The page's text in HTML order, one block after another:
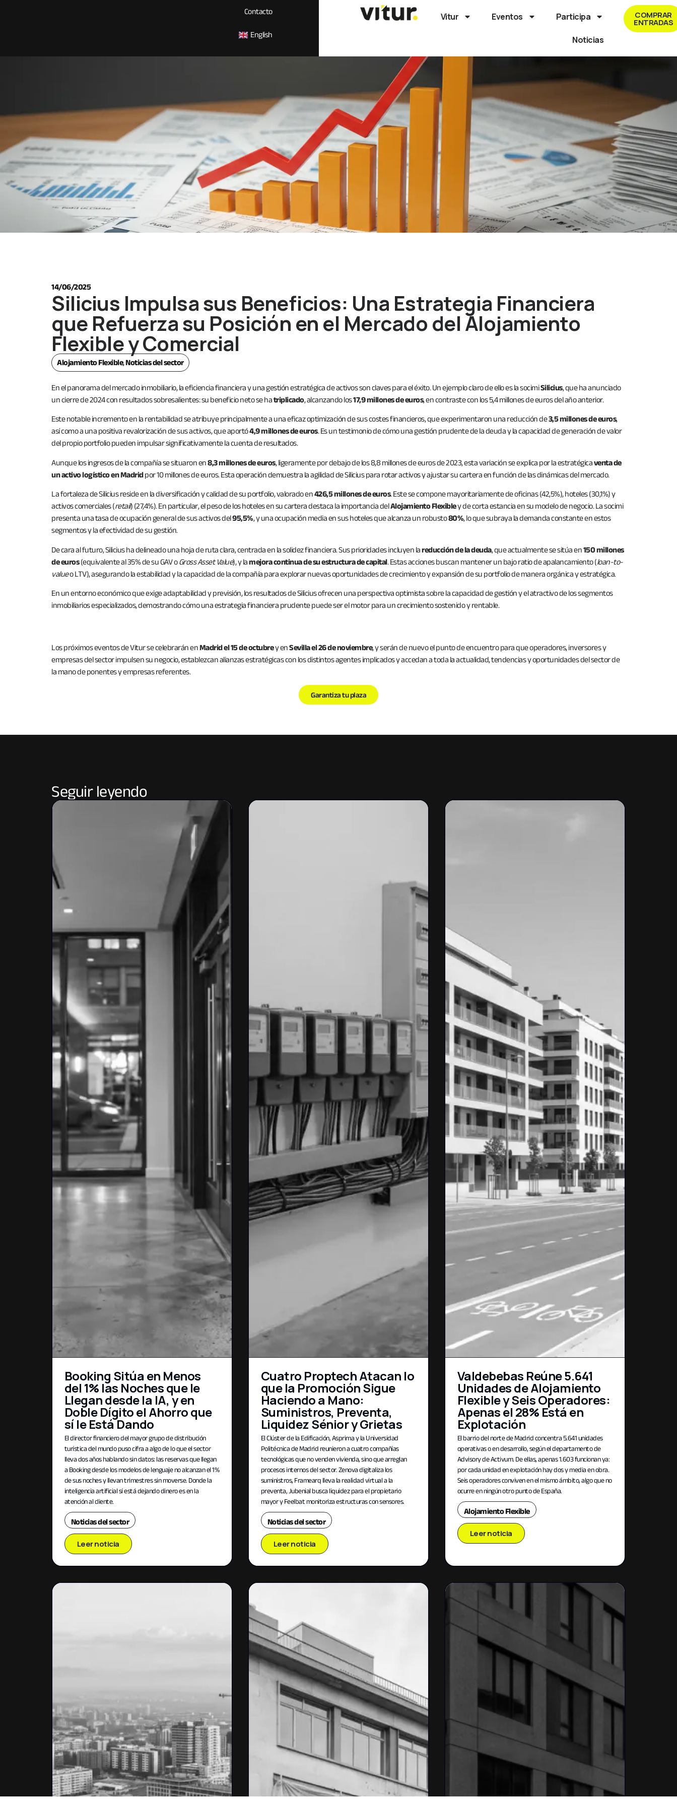
Contacto
English
Vitur Eventos Participa
Noticias
COMPRAR
ENTRADAS
14/06/2025
Silicius Impulsa sus Beneficios: Una Estrategia Financiera
que Refuerza su Posición en el Mercado del Alojamiento
Flexible y Comercial
Alojamiento Flexible,Noticias del sector
En el panorama del mercado inmobiliario, la eficiencia financiera y una gestión estratégica de activos son claves para el éxito. Un ejemplo claro de ello es la socimiSilicius, que ha anunciado
un cierre de 2024 con resultados sobresalientes: su beneficio neto se hatriplicado, alcanzando los17,9 millones de euros, en contraste con los 5,4 millones de euros del año anterior.
Este notable incremento en la rentabilidad se atribuye principalmente a una eficaz optimización de sus costes financieros, que experimentaron una reducción de3,5 millones de euros,
así como a una positiva revalorización de sus activos, que aportó4,9 millones de euros. Es un testimonio de cómo una gestión prudente de la deuda y la capacidad de generación de valor
del propio portfolio pueden impulsar significativamente la cuenta de resultados.
Aunque los ingresos de la compañía se situaron en8,3 millones de euros, ligeramente por debajo de los 8,8 millones de euros de 2023, esta variación se explica por la estratégicaventa de
un activo logístico en Madridpor 10 millones de euros. Esta operación demuestra la agilidad de Silicius para rotar activos y ajustar su cartera en función de las dinámicas del mercado.
La fortaleza de Silicius reside en la diversificación y calidad de su portfolio, valorado en426,5 millones de euros. Este se compone mayoritariamente de oficinas (42,5%), hoteles (30,1%) y
activos comerciales (retail) (27,4%). En particular, el peso de los hoteles en su cartera destaca la importancia delAlojamiento Flexibley de corta estancia en su modelo de negocio. La socimi
presenta una tasa de ocupación general de sus activos del95,5%, y una ocupación media en sus hoteles que alcanza un robusto80%, lo que subraya la demanda constante en estos
segmentos y la efectividad de su gestión.
De cara al futuro, Silicius ha delineado una hoja de ruta clara, centrada en la solidez financiera. Sus prioridades incluyen lareducción de la deuda, que actualmente se sitúa en150 millones
de euros(equivalente al 35% de su GAV oGross Asset Value), y lamejora continua de su estructura de capital. Estas acciones buscan mantener un bajo ratio de apalancamiento (loan-to-
valueo LTV), asegurando la estabilidad y la capacidad de la compañía para explorar nuevas oportunidades de crecimiento y expansión de su portfolio de manera orgánica y estratégica.
En un entorno económico que exige adaptabilidad y previsión, los resultados de Silicius ofrecen una perspectiva optimista sobre la capacidad de gestión y el atractivo de los segmentos
inmobiliarios especializados, demostrando cómo una estrategia financiera prudente puede ser el motor para un crecimiento sostenido y rentable.
Los próximos eventos de Vitur se celebrarán enMadrid el 15 de octubrey enSevilla el 26 de noviembre, y serán de nuevo el punto de encuentro para que operadores, inversores y
empresas del sector impulsen su negocio, establezcan alianzas estratégicas con los distintos agentes implicados y accedan a toda la actualidad, tendencias y oportunidades del sector de
la mano de ponentes y empresas referentes.
Garantiza tu plaza
Seguir leyendo
Booking Sitúa en Menos
del 1% las Noches que le
Llegan desde la IA, y en
Doble Dígito el Ahorro que
sí le Está Dando
El director financiero del mayor grupo de distribución
turística del mundo puso cifra a algo de lo que el sector
lleva dos años hablando sin datos: las reservas que llegan
a Booking desde los modelos de lenguaje no alcanzan el 1%
de sus noches y llevan trimestres sin moverse. Donde la
inteligencia artificial sí está dejando dinero es en la
atención al cliente.
Noticias del sector
Leer noticia
Cuatro Proptech Atacan lo
que la Promoción Sigue
Haciendo a Mano:
Suministros, Preventa,
Liquidez Sénior y Grietas
El Clúster de la Edificación, Asprima y la Universidad
Politécnica de Madrid reunieron a cuatro compañías
tecnológicas que no venden vivienda, sino que arreglan
procesos internos del sector. Zenova digitaliza los
suministros, Framearq lleva la realidad virtual a la
preventa, Jubenial busca liquidez para el propietario
mayor y Feelbat monitoriza estructuras con sensores.
Noticias del sector
Leer noticia
Valdebebas Reúne 5.641
Unidades de Alojamiento
Flexible y Seis Operadores:
Apenas el 28% Está en
Explotación
El barrio del norte de Madrid concentra 5.641 unidades
operativas o en desarrollo, según el departamento de
Advisory de Activum. De ellas, apenas 1.603 funcionan ya:
por cada unidad en explotación hay dos y media en obra.
Seis operadores conviven en el mismo ámbito, algo que no
ocurre en ningún otro punto de España.
Alojamiento Flexible
Leer noticia